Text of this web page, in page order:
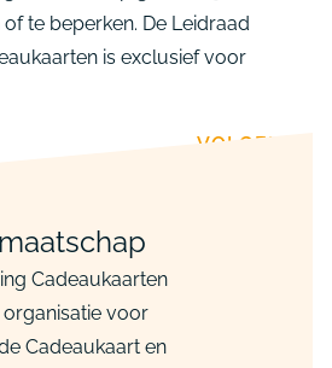
te beperken. De Leidraad
is exclusief voor
VOLGENDE
Cadeaukaarten
voor
Cadeaukaart en